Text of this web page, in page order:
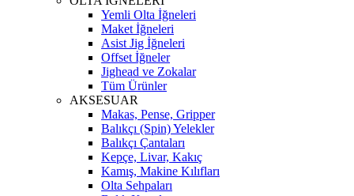
Yemli Olta İğneleri
Maket İğneleri
Asist Jig İğneleri
Offset İğneler
Jighead ve Zokalar
Tüm Ürünler
AKSESUAR
Makas, Pense, Gripper
Balıkçı (Spin) Yelekler
Balıkçı Çantaları
Kepçe, Livar, Kakıç
Kamış, Makine Kılıfları
Olta Sehpaları